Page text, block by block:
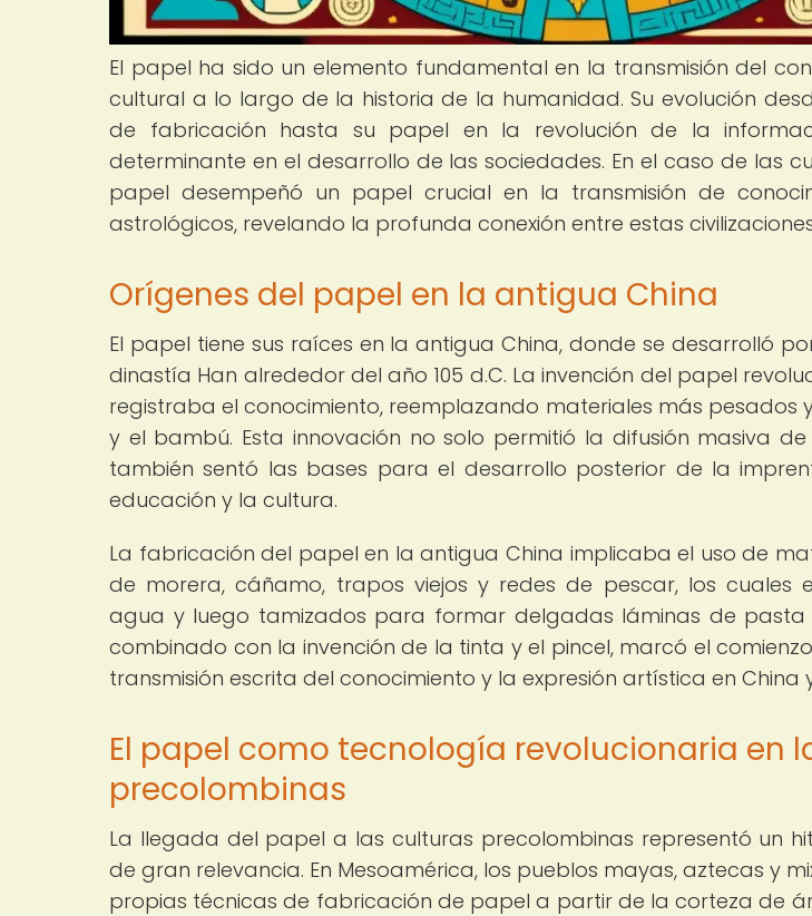
El papel ha sido un elemento fundamental en la transmisión del
cultural a lo largo de la historia de la humanidad. Su evolución
de fabricación hasta su papel en la revolución de la
determinante en el desarrollo de las sociedades. En el caso de las
papel desempeñó un papel crucial en la transmisión de
astrológicos, revelando la profunda conexión entre estas
Orígenes del papel en la antigua China
El papel tiene sus raíces en la antigua China, donde se desarrolló
dinastía Han alrededor del año 105 d.C. La invención del papel
registraba el conocimiento, reemplazando materiales más pesados
y el bambú. Esta innovación no solo permitió la difusión masiva
también sentó las bases para el desarrollo posterior de la
educación y la cultura.
La fabricación del papel en la antigua China implicaba el uso de
de morera, cáñamo, trapos viejos y redes de pescar, los cuales
agua y luego tamizados para formar delgadas láminas de pasta
combinado con la invención de la tinta y el pincel, marcó el
transmisión escrita del conocimiento y la expresión artística en China
El papel como tecnología revolucionaria en
precolombinas
La llegada del papel a las culturas precolombinas representó un
de gran relevancia. En Mesoamérica, los pueblos mayas, aztecas y
propias técnicas de fabricación de papel a partir de la corteza de